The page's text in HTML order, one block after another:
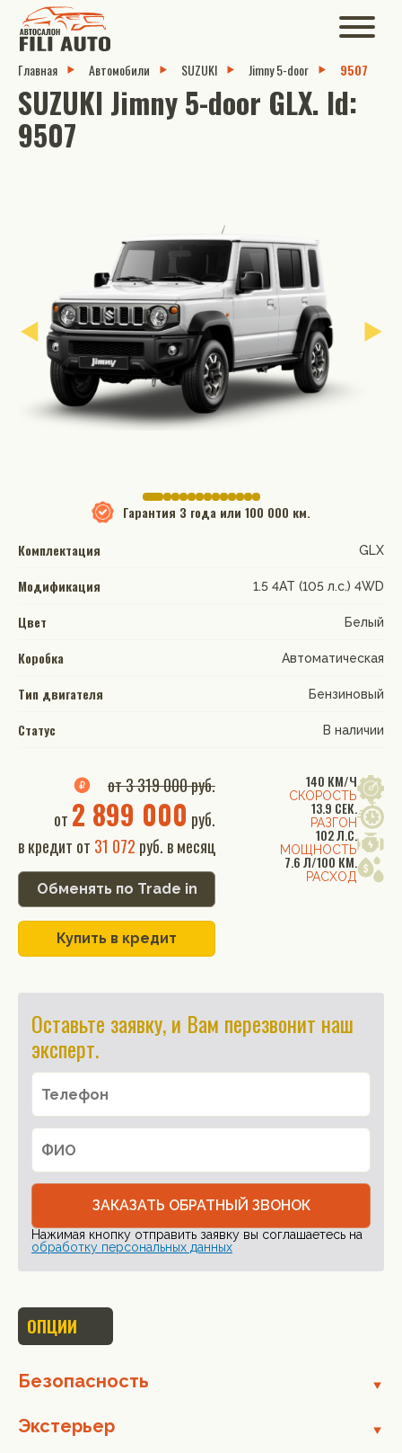
Главная Автомобили SUZUKI Jimny 5-door 9507
SUZUKI Jimny 5-door GLX. Id:
9507
Гарантия 3 года или 100 000 км.
Комплектация
GLX
Модификация 1.5 4AT (105 л.с.) 4WD
Цвет Белый
Коробка Автоматическая
Тип двигателя Бензиновый
Статус В наличии
140 КМ/Ч
СКОРОСТЬ
13.9 СЕК.
РАЗГОН
102 Л.С.
МОЩНОСТЬ
7.6 Л/100 КМ.
РАСХОД
от 3 319 000 руб.
от 2 899 000 руб.
в кредит от 31 072 руб. в месяц
Обменять по Trade in
Купить в кредит
Оставьте заявку, и Вам перезвонит наш
эксперт.
ЗАКАЗАТЬ ОБРАТНЫЙ ЗВОНОК
Нажимая кнопку отправить заявку вы соглашаетесь на
обработку персональных данных
ОПЦИИ
Безопасность
Экстерьер